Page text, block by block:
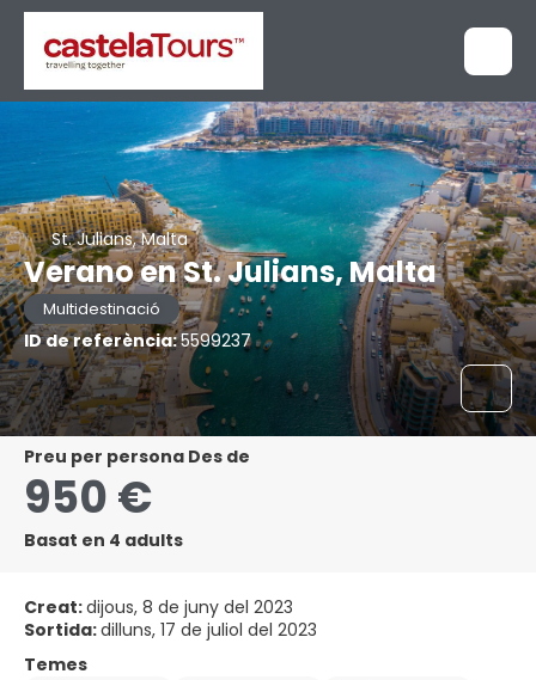
St. Julians, Malta
Verano en St. Julians, Malta
Multidestinació
ID de referència:5599237
preu per persona Des de
950 €
Basat en 4 adults
Creat:dijous, 8 de juny del 2023
Sortida:dilluns, 17 de juliol del 2023
Temes